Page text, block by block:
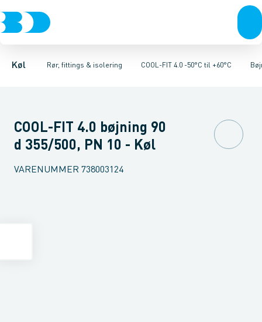
Køl Rør, fittings & isolering
KompressorerKondenseringsaggregaterFordampere
COOL-FIT 4.0 -50°C til +60°C
Kølekobberrør, fittings & tilbehørCOOL-FIT 2.0 0°C til +60°C
Rør 4.0 Bøjninger 90gr. 4.0Bøjninger 45gr. 4.0Vinkler 90gr. 4.0
COOL-FIT 4.0 bøjning 90
d 355/500, PN 10 - Køl
VARENUMMER 738003124